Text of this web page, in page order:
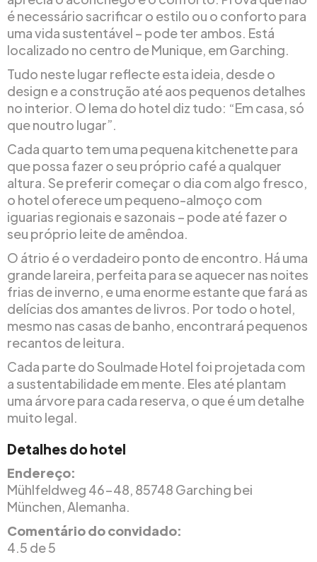
é necessário sacrificar o estilo ou o conforto para
uma vida sustentável – pode ter ambos. Está
localizado no centro de Munique, em Garching.
Tudo neste lugar reflecte esta ideia, desde o
design e a construção até aos pequenos detalhes
no interior. O lema do hotel diz tudo: “Em casa, só
que noutro lugar”.
Cada quarto tem uma pequena kitchenette para
que possa fazer o seu próprio café a qualquer
altura. Se preferir começar o dia com algo fresco,
o hotel oferece um pequeno-almoço com
iguarias regionais e sazonais – pode até fazer o
seu próprio leite de amêndoa.
O átrio é o verdadeiro ponto de encontro. Há uma
grande lareira, perfeita para se aquecer nas noites
frias de inverno, e uma enorme estante que fará as
delícias dos amantes de livros. Por todo o hotel,
mesmo nas casas de banho, encontrará pequenos
recantos de leitura.
Cada parte do Soulmade Hotel foi projetada com
a sustentabilidade em mente. Eles até plantam
uma árvore para cada reserva, o que é um detalhe
muito legal.
Detalhes do hotel
Endereço:
Mühlfeldweg 46-48, 85748 Garching bei
München, Alemanha.
Comentário do convidado:
4.5 de 5